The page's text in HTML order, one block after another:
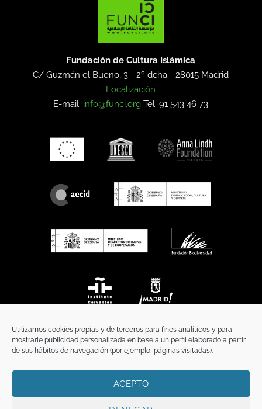
Utilizamos cookies propias y de terceros para fines analíticos y para
mostrarle publicidad personalizada en base a un perfil elaborado a partir
de sus hábitos de navegación (por ejemplo, páginas visitadas).
ACEPTO
Fundación de Cultura Islámica
C/ Guzmán el Bueno, 3 - 2º dcha -28015 Madrid
Localización
E-mail: info@funci.org Tel: 91 543 46 73